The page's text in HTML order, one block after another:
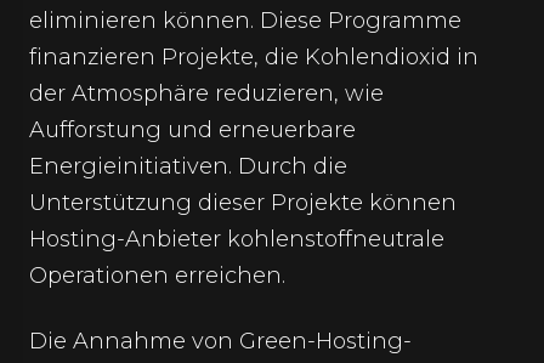
eliminieren können. Diese Programme
finanzieren Projekte, die Kohlendioxid in
der Atmosphäre reduzieren, wie
Aufforstung und erneuerbare
Energieinitiativen. Durch die
Unterstützung dieser Projekte können
Hosting-Anbieter kohlenstoffneutrale
Operationen erreichen.
Die Annahme von Green-Hosting-